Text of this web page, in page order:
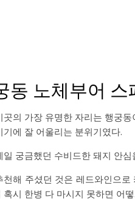
동 노체부어
곳의 가장 유명한 자리는 행궁
기에 잘 어울리는 분위기였다.
일 궁금했던 수비드한 돼지 안
천해 주셨던 것은 레드와인으
혹시 한병 다 마시지 못하면 어